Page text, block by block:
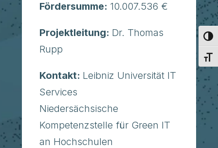
Fördersumme: 10.007.536 €
Projektleitung: Dr. Thomas
Rupp
Kontakt: Leibniz Universität IT
Services
Niedersächsische
Kompetenzstelle für Green IT
an Hochschulen